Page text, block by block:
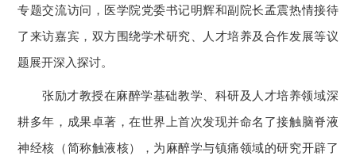
专题交流访问，医学院党委书记明辉和副院长孟震热情接待
了来访嘉宾，双方围绕学术研究、人才培养及合作发展等议
题展开深入探讨。
张励才教授在麻醉学基础教学、科研及人才培养领域深
耕多年，成果卓著，在世界上首次发现并命名了接触脑脊液
神经核（简称触液核），为麻醉学与镇痛领域的研究开辟了